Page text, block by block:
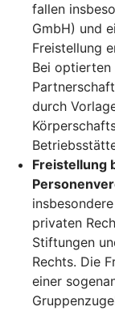
fallen
GmbH) und
Freistellung
Bei optierten
durch
Freistellung
privaten
Stiftungen
Rechts. Die
einer